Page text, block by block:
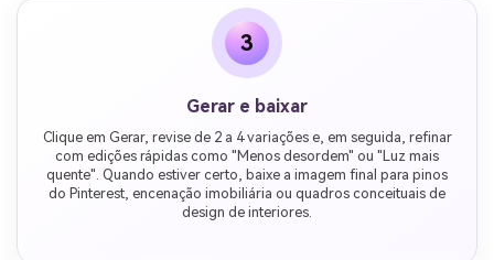
3
Gerar e baixar
Clique em Gerar, revise de 2 a 4 variações e, em seguida, refinar
com edições rápidas como "Menos desordem" ou "Luz mais
quente". Quando estiver certo, baixe a imagem final para pinos
do Pinterest, encenação imobiliária ou quadros conceituais de
design de interiores.